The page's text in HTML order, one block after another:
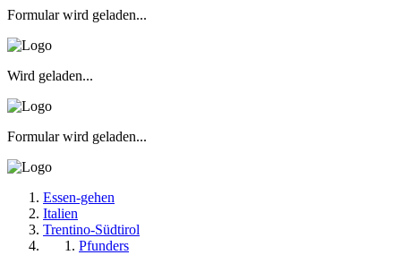
Formular wird geladen...
Wird geladen...
Formular wird geladen...
Essen-gehen
Italien
Trentino-Südtirol
Pfunders